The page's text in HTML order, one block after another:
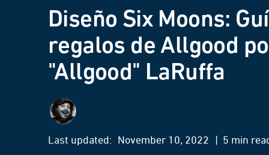
Diseño Six Moons:
regalos de Allgood
"Allgood" LaRuffa
Last updated: November 10, 2022 | 5 min